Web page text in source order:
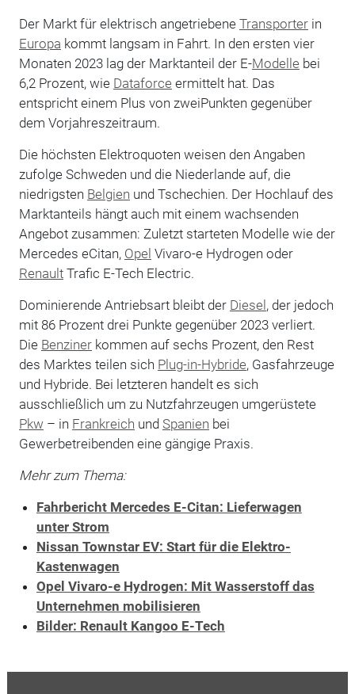
Der Markt für elektrisch angetriebene Transporterin
Europa kommt langsam in Fahrt. In den ersten vier
Monaten 2023 lag der Marktanteil der E-Modelle bei
6,2 Prozent, wie Dataforce ermittelt hat. Das
entspricht einem Plus von zweiPunkten gegenüber
dem Vorjahreszeitraum.
Die höchsten Elektroquoten weisen den Angaben
zufolge Schweden und die Niederlande auf, die
niedrigsten Belgien und Tschechien. Der Hochlauf des
Marktanteils hängt auch mit einem wachsenden
Angebot zusammen: Zuletzt starteten Modelle wie der
Mercedes eCitan, Opel Vivaro-e Hydrogen oder
RenaultTrafic E-Tech Electric.
Dominierende Antriebsart bleibt der Diesel, der jedoch
mit 86 Prozent drei Punkte gegenüber 2023 verliert.
Die Benzinerkommen auf sechs Prozent, den Rest
des Marktes teilen sich Plug-in-Hybride, Gasfahrzeuge
und Hybride. Bei letzteren handelt es sich
ausschließlich um zu Nutzfahrzeugen umgerüstete
Pkw – in Frankreich und Spanien bei
Gewerbetreibenden eine gängige Praxis.
Mehr zum Thema:
Fahrbericht Mercedes E-Citan: Lieferwagen
unter Strom
Nissan Townstar EV: Start für die Elektro-
Kastenwagen
Opel Vivaro-e Hydrogen: Mit Wasserstoff das
Unternehmen mobilisieren
Bilder: Renault Kangoo E-Tech